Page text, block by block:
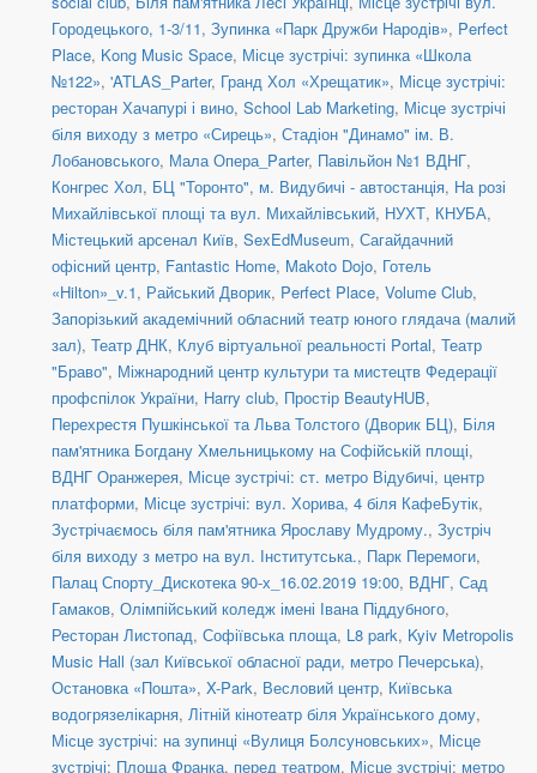
Городецького, 1-3/11, Зупинка «Парк Дружби Народів», Perfect
Place, Kong Music Space, Місце зустрічі: зупинка «Школа
№122», 'ATLAS_Parter, Гранд Хол «Хрещатик», Місце зустрічі:
ресторан Хачапурі і вино, School Lab Marketing, Місце зустрічі
біля виходу з метро «Сирець», Стадіон "Динамо" ім. В.
Лобановського, Мала Опера_Parter, Павільйон №1 ВДНГ,
Конгрес Хол, БЦ "Торонто", м. Видубичі - автостанція, На розі
Михайлівської площі та вул. Михайлівський, НУХТ, КНУБА,
Містецький арсенал Київ, SexEdMuseum, Сагайдачний
офісний центр, Fantastic Home, Makoto Dojo, Готель
«Hilton»_v.1, Райський Дворик, Perfect Place, Volume Club,
Запорізький академічний обласний театр юного глядача (малий
зал), Театр ДНК, Клуб віртуальної реальності Portal, Театр
"Браво", Міжнародний центр культури та мистецтв Федерації
профспілок України, Harry club, Простір BeautyHUB,
Перехрестя Пушкінської та Льва Толстого (Дворик БЦ), Біля
пам'ятника Богдану Хмельницькому на Софійській площі,
ВДНГ Оранжерея, Місце зустрічі: ст. метро Відубичі, центр
платформи, Місце зустрічі: вул. Хорива, 4 біля КафеБутік,
Зустрічаємось біля пам'ятника Ярославу Мудрому., Зустріч
біля виходу з метро на вул. Інститутська., Парк Перемоги,
Палац Спорту_Дискотека 90-х_16.02.2019 19:00, ВДНГ, Сад
Гамаков, Олімпійський коледж імені Івана Піддубного,
Ресторан Листопад, Софіївська площа, L8 park, Kyiv Metropolis
Music Hall (зал Київської обласної ради, метро Печерська),
Остановка «Пошта», X-Park, Весловий центр, Київська
водогрязелікарня, Літній кінотеатр біля Українського дому,
Місце зустрічі: на зупинці «Вулиця Болсуновських», Місце
зустрічі: Площа Франка, перед театром, Місце зустрічі: метро